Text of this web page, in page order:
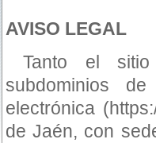
AVISO LEGAL
Tanto el sitio
subdominios
electrónica
de Jaén, con